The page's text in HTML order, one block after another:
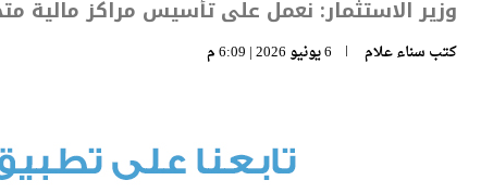
كتبسناء علام 6 يونيو 2026 | 6:09 م